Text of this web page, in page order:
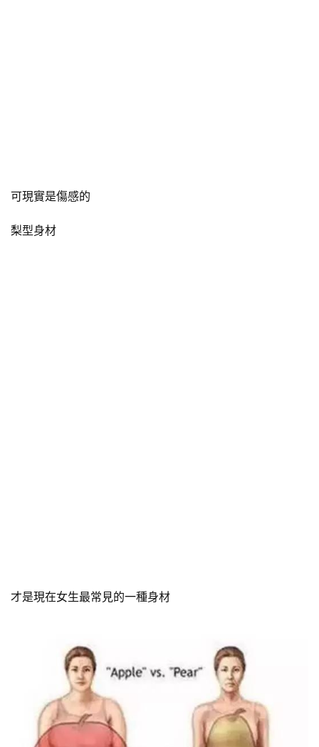
可現實是傷感的
梨型身材
才是現在女生最常見的一種身材